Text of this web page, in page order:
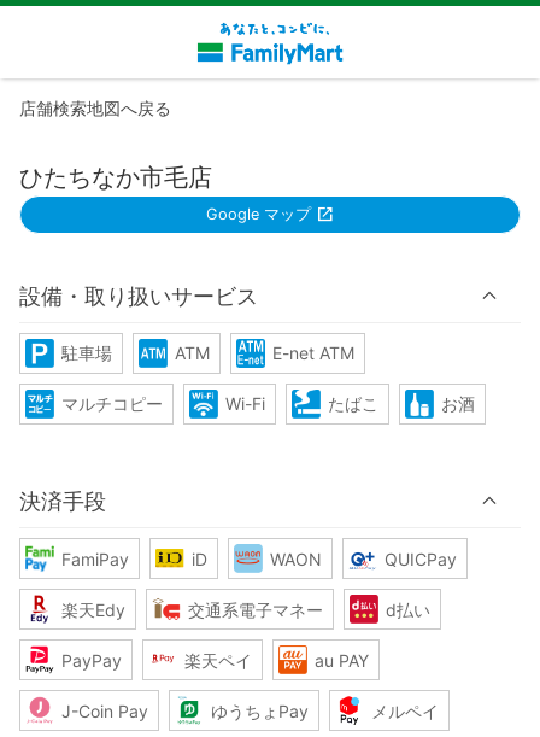
店舗検索地図へ戻る
ひたちなか市毛店
Google マップ
設備・取り扱いサービス
駐車場 ATM E-net ATM
マルチコピー Wi-Fi たばこ お酒
決済手段
FamiPay iD WAON QUICPay
楽天Edy 交通系電子マネー d払い
PayPay 楽天ペイ au PAY
J-Coin Pay ゆうちょPay メルペイ